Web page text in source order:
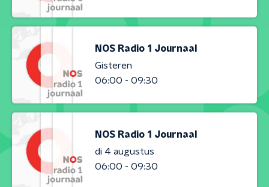
NOS Radio 1 Journaal
Gisteren
06:00 - 09:30
NOS Radio 1 Journaal
di 4 augustus
06:00 - 09:30